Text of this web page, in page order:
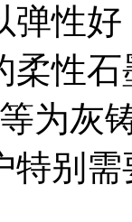
弹性
柔性
为灰
特别